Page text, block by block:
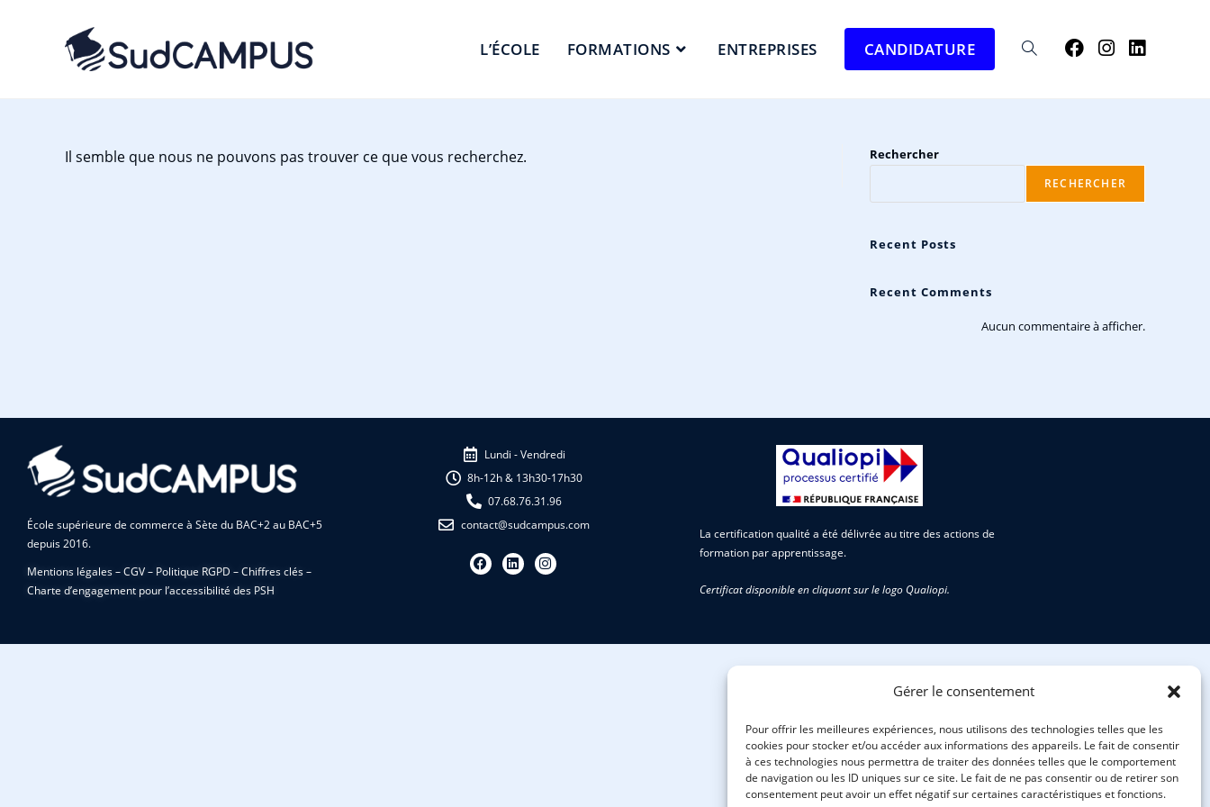
Gérer le consentement
Pour offrir les meilleures expériences, nous utilisons des technologies telles que les
cookies pour stocker et/ou accéder aux informations des appareils. Le fait de consentir
à ces technologies nous permettra de traiter des données telles que le comportement
de navigation ou les ID uniques sur ce site. Le fait de ne pas consentir ou de retirer son
consentement peut avoir un effet négatif sur certaines caractéristiques et fonctions.
L’ÉCOLE FORMATIONS ENTREPRISES CANDIDATURE
Il semble que nous ne pouvons pas trouver ce que vous recherchez. Rechercher
RECHERCHER
Recent Posts
Recent Comments
Aucun commentaire à afficher.
École supérieure de commerce à Sète du BAC+2 au BAC+5
depuis 2016.
Mentions légales–CGV– Politique RGPD –Chiffres clés–
Charte d’engagement pour l’accessibilité des PSH
Lundi - Vendredi
8h-12h & 13h30-17h30
07.68.76.31.96
contact@sudcampus.com
La certification qualité a été délivrée au titre des actions de
formation par apprentissage.
Certificat disponible en cliquant sur le logo Qualiopi.